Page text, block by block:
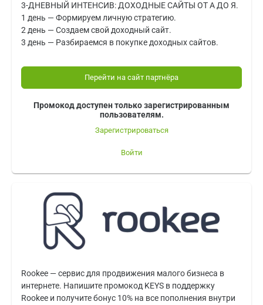
3-ДНЕВНЫЙ ИНТЕНСИВ: ДОХОДНЫЕ САЙТЫ ОТ А ДО Я.
1 день — Формируем личную стратегию.
2 день — Создаем свой доходный сайт.
3 день — Разбираемся в покупке доходных сайтов.
Перейти на сайт партнёра
Промокод доступен только зарегистрированным
пользователям.
Зарегистрироваться
Войти
Rookee — сервис для продвижения малого бизнеса в
интернете. Напишите промокод KEYS в поддержку
Rookee и получите бонус 10% на все пополнения внутри